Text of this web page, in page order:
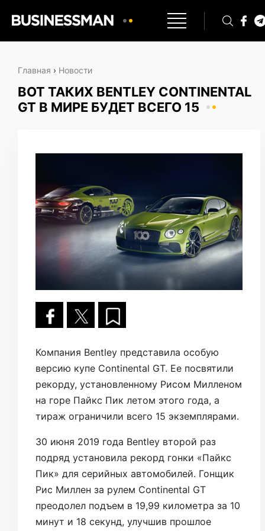
Главная › Новости
ВОТ ТАКИХ BENTLEY CONTINENTAL
GT В МИРЕ БУДЕТ ВСЕГО 15
Компания Bentley представила особую
версию купе Continental GT. Ее посвятили
рекорду, установленному Рисом Милленом
на горе Пайкс Пик летом этого года, а
тираж ограничили всего 15 экземплярами.
30 июня 2019 года Bentley второй раз
подряд установила рекорд гонки «Пайкс
Пик» для серийных автомобилей. Гонщик
Рис Миллен за рулем Continental GT
преодолел подъем в 19,99 километра за 10
минут и 18 секунд, улучшив прошлое